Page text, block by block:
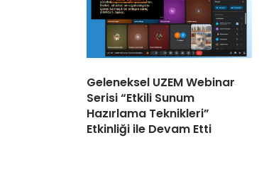
Geleneksel UZEM Webinar
Serisi “Etkili Sunum
Hazırlama Teknikleri”
Etkinliği ile Devam Etti